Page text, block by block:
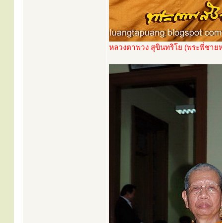
หลวงตาพวง สุขินทริโย (พระพี่ชา